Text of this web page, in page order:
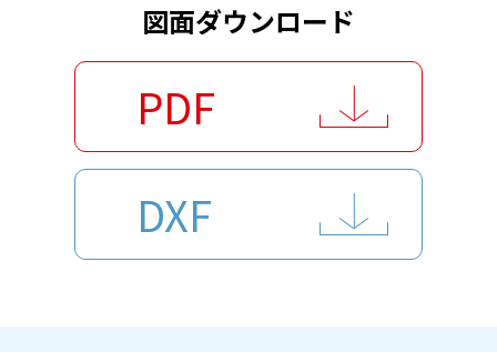
図面ダウンロード
PDF
DXF